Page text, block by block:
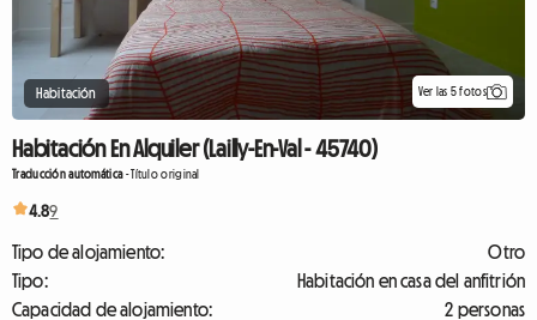
Habitación Ver las 5 fotos
Habitación En Alquiler (Lailly-En-Val - 45740)
Traducción automática-Título original
4.89
Tipo de alojamiento:
Otro
Tipo:
Habitación en casa del anfitrión
Capacidad de alojamiento:
2 personas